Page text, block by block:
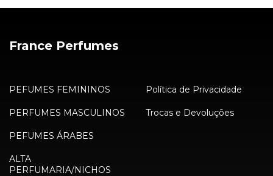
France Perfumes
PEFUMES FEMININOS
PERFUMES MASCULINOS
PEFUMES ÁRABES
ALTA
PERFUMARIA/NICHOS
Política de Privacidade
Trocas e Devoluções